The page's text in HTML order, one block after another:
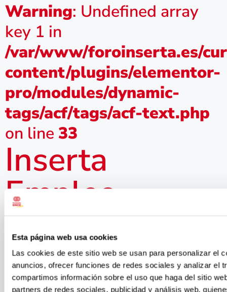
Esta página web usa cookies
Las cookies de este sitio web se usan para personalizar el
anuncios, ofrecer funciones de redes sociales y analizar el
compartimos información sobre el uso que haga del sitio
partners de redes sociales, publicidad y análisis web,
Warning: Undefined array
key 1 in
/var/www/foroinserta.es/
content/plugins/elementor-
pro/modules/dynamic-
tags/acf/tags/acf-text.php
on line 33
Inserta
Empleo
presenta en
La Rioja los